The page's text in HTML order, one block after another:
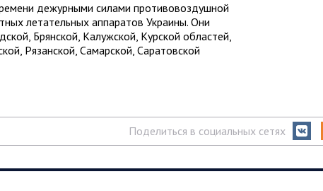
дежурными силами противовоздушной
летательных аппаратов Украины. Они
Брянской, Калужской, Курской областей,
Рязанской, Самарской, Саратовской
Поделиться в социальных сетях